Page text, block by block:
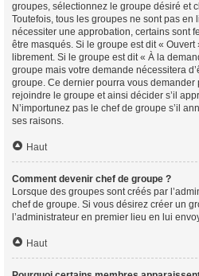
groupes, sélectionnez le groupe désiré et
Toutefois, tous les groupes ne sont pas en
nécessiter une approbation, certains sont
être masqués. Si le groupe est dit «
librement. Si le groupe est dit « À la
groupe mais votre demande nécessitera
groupe. Ce dernier pourra vous
rejoindre le groupe et ainsi décider s’il
N’importunez pas le chef de groupe s’il
ses raisons.
Haut
Comment devenir chef de groupe ?
Lorsque des groupes sont créés par
chef de groupe. Si vous désirez créer un
l’administrateur en premier lieu en lui
Haut